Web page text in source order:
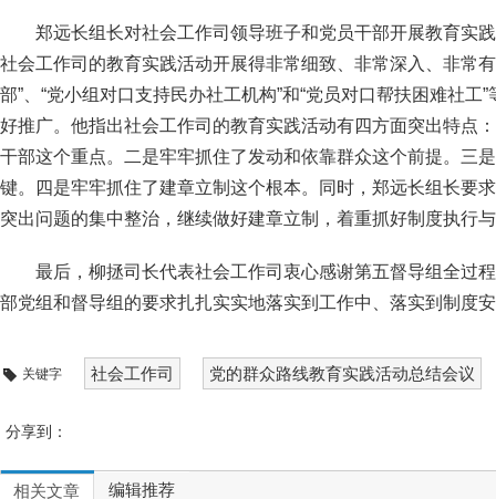
郑远长组长对社会工作司领导班子和党员干部开展教育实
社会工作司的教育实践活动开展得非常细致、非常深入、非常
部”、“党小组对口支持民办社工机构”和“党员对口帮扶困难社工
好推广。他指出社会工作司的教育实践活动有四方面突出特点
干部这个重点。二是牢牢抓住了发动和依靠群众这个前提。三
键。四是牢牢抓住了建章立制这个根本。同时，郑远长组长要
突出问题的集中整治，继续做好建章立制，着重抓好制度执行
最后，柳拯司长代表社会工作司衷心感谢第五督导组全过
部党组和督导组的要求扎扎实实地落实到工作中、落实到制度
关键字 社会工作司 党的群众路线教育实践活动总结会议
分享到：
相关文章 编辑推荐